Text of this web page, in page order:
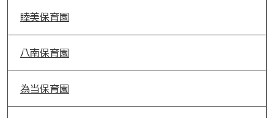
睦美保育園
八南保育園
為当保育園